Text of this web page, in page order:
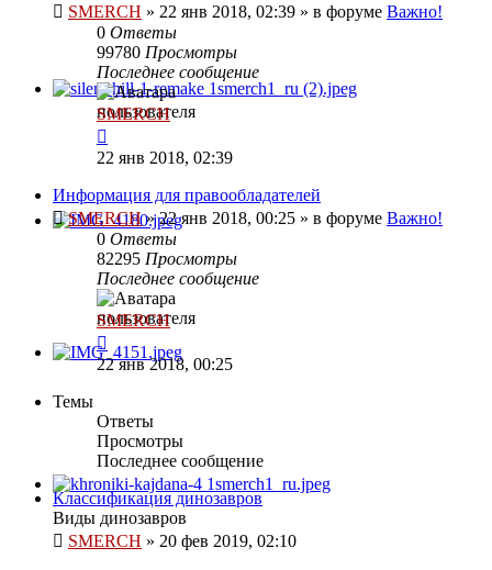
SMERCH » 22 янв 2018, 02:39 » в форуме Важно!
0 Ответы
99780 Просмотры
Последнее сообщение
SMERCH
22 янв 2018, 02:39
Информация для правообладателей
SMERCH»22 янв 2018, 00:25 » в форуме Важно!
0 Ответы
82295 Просмотры
Последнее сообщение
SMERCH
22 янв 2018, 00:25
Темы
Ответы
Просмотры
Последнее сообщение
Классификация динозавров
Виды динозавров
SMERCH » 20 фев 2019, 02:10